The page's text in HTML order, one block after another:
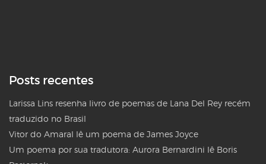
Posts recentes
Larissa Lins resenha livro de poemas de Lana Del Rey recém
traduzido no Brasil
Vitor do Amaral lê um poema de James Joyce
Um poema por sua tradutora: Aurora Bernardini lê Boris